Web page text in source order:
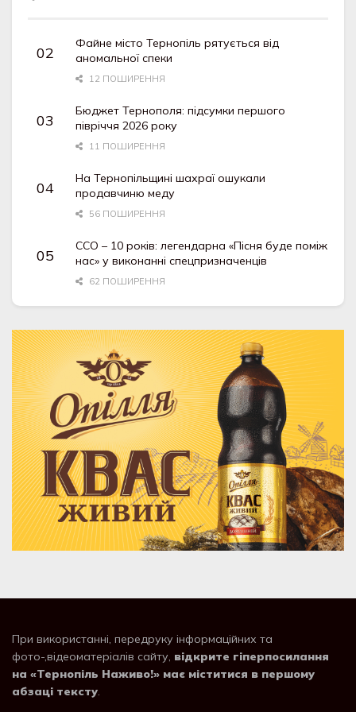
Файне місто Тернопіль рятується від
аномальної спеки
12 ПОШИРЕННЯ
Бюджет Тернополя: підсумки першого
півріччя 2026 року
11 ПОШИРЕННЯ
На Тернопільщині шахраї ошукали
продавчиню меду
56 ПОШИРЕННЯ
ССО – 10 років: легендарна «Пісня буде поміж
нас» у виконанні спецпризначенців
62 ПОШИРЕННЯ
При використанні, передруку інформаційних та
фото-,відеоматеріалів сайту, відкрите гіперпосилання
на «Тернопіль Наживо!» має міститися в першому
абзаці тексту.